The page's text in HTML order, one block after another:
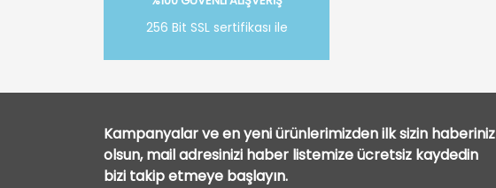
256 Bit SSL sertifikası ile
Kampanyalar ve en yeni ürünlerimizden ilk sizin haberiniz
olsun, mail adresinizi haber listemize ücretsiz kaydedin
bizi takip etmeye başlayın.